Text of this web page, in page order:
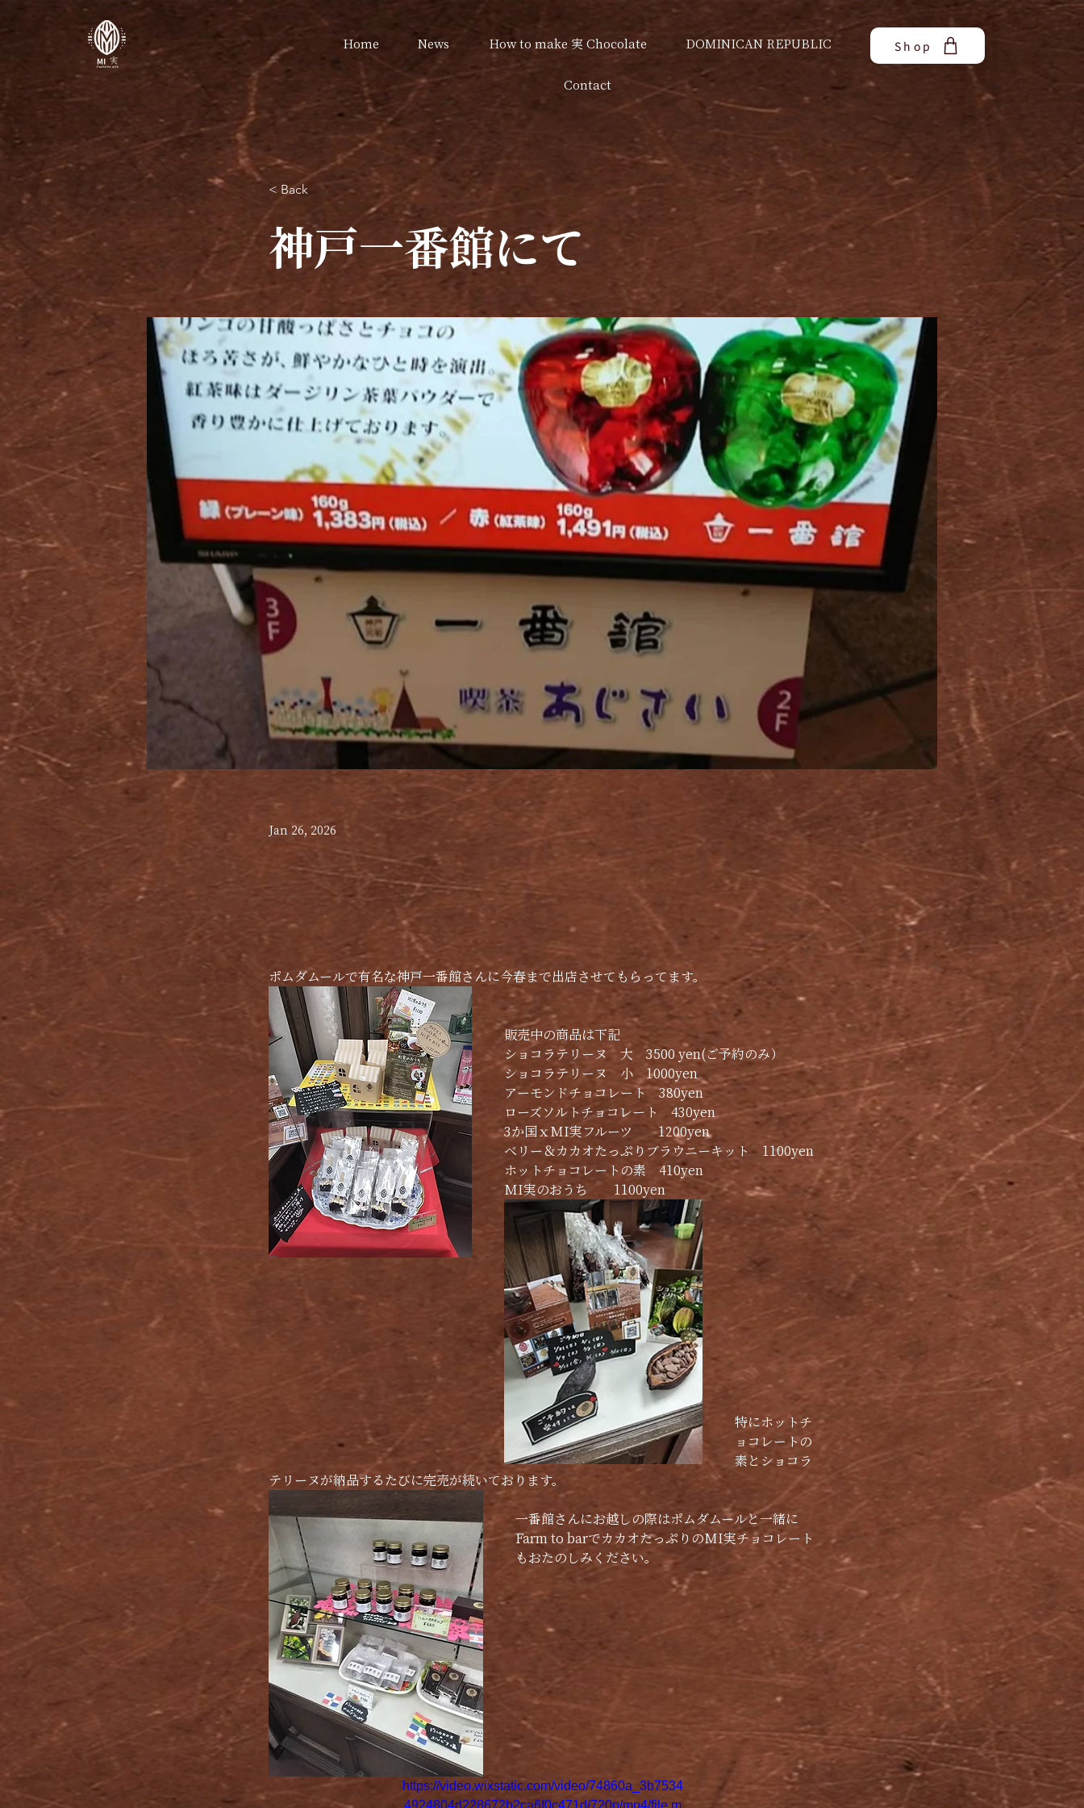
Home News How to make 実 Chocolate DOMINICAN REPUBLIC
Contact
Shop
< Back
神戸一番館にて
Jan 26, 2026
ポムダムールで有名な神戸一番館さんに今春まで出店させてもらってます。
販売中の商品は下記
ショコラテリーヌ　大　3500 yen(ご予約のみ）
ショコラテリーヌ　小　1000yen
アーモンドチョコレート　380yen
ローズソルトチョコレート　430yen
3か国ｘMI実フルーツ　　1200yen
ベリー＆カカオたっぷりブラウニーキット　1100yen
ホットチョコレートの素　410yen
MI実のおうち　　1100yen
特にホットチ
ョコレートの
素とショコラ
テリーヌが納品するたびに完売が続いております。
一番館さんにお越しの際はポムダムールと一緒に
Farm to barでカカオたっぷりのMI実チョコレート
もおたのしみください。
https://video.wixstatic.com/video/74860a_3b7534
4924804d228672b2ca6f0c471d/720p/mp4/file.m